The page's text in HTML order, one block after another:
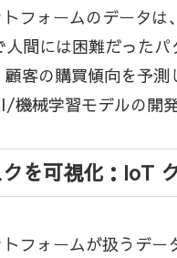
フォームのデータ
間には困難だった
客の購買傾向を予
機械学習モデルの開
を可視化：IoT
フォームが扱うデ